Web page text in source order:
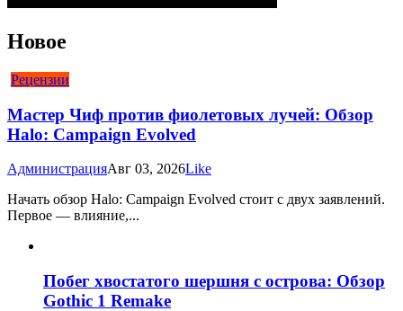
Новое
Рецензии
Мастер Чиф против фиолетовых лучей: Обзор
Halo: Campaign Evolved
АдминистрацияАвг 03, 2026Like
Начать обзор Halo: Campaign Evolved стоит с двух заявлений.
Первое — влияние,...
Побег хвостатого шершня с острова: Обзор
Gothic 1 Remake